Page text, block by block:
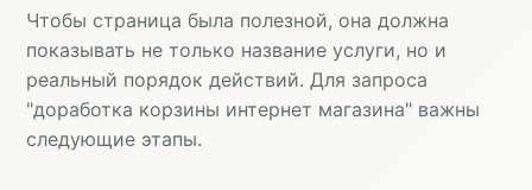
Чтобы страница была полезной, она должна
показывать не только название услуги, но и
реальный порядок действий. Для запроса
"доработка корзины интернет магазина" важны
следующие этапы.